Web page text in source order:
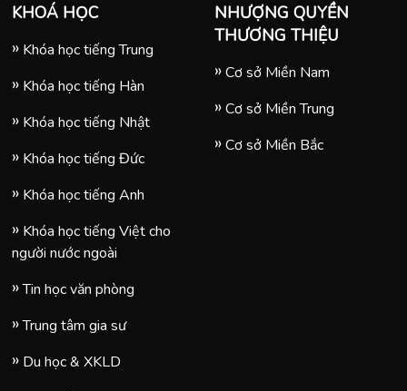
KHOÁ HỌC
Khóa học tiếng Trung
Khóa học tiếng Hàn
Khóa học tiếng Nhật
Khóa học tiếng Đức
Khóa học tiếng Anh
Khóa học tiếng Việt cho
người nước ngoài
Tin học văn phòng
Trung tâm gia sư
Du học & XKLD
NHƯỢNG QUYỀN
THƯƠNG THIỆU
Cơ sở Miền Nam
Cơ sở Miền Trung
Cơ sở Miền Bắc